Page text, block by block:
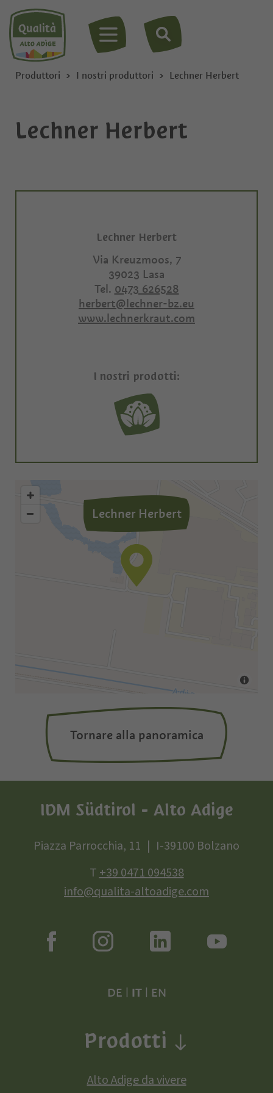
MENU
Produttori I nostri produttori Lechner Herbert
Lechner Herbert
Lechner Herbert
Via Kreuzmoos, 7
39023 Lasa
Tel. 0473 626528
herbert@lechner-bz.eu
www.lechnerkraut.com
I nostri prodotti:
Lechner Herbert
Tornare alla panoramica
IDM Südtirol - Alto Adige
Piazza Parrocchia, 11
I-39100 Bolzano
T+39 0471 094538
info@qualita-altoadige.com
DE IT| EN
Prodotti
Alto Adige da vivere